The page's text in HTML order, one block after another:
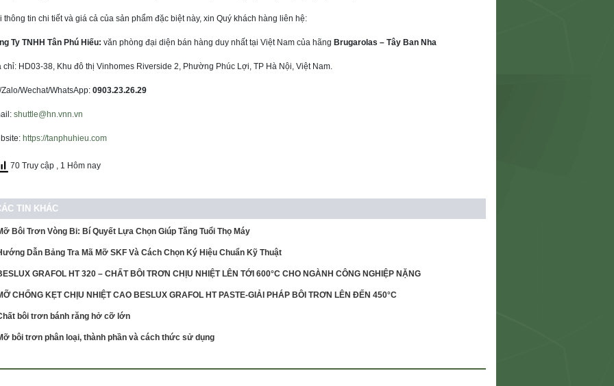
thông tin chi tiết và giá cả của sản phẩm đặc biệt này, xin Quý khách hàng liên hệ:
Ty TNHH Tân Phú Hiếu: văn phòng đại diện bán hàng duy nhất tại Việt Nam của hãng Brugarolas – Tây Ban Nha
chỉ: HD03-38, Khu đô thị Vinhomes Riverside 2, Phường Phúc Lợi, TP Hà Nội, Việt Nam.
Zalo/Wechat/WhatsApp: 0903.23.26.29
shuttle@hn.vnn.vn
https://tanphuhieu.com
70 Truy cập , 1 Hôm nay
TIN KHÁC
Bôi Trơn Vòng Bi: Bí Quyết Lựa Chọn Giúp Tăng Tuổi Thọ Máy
Dẫn Bảng Tra Mã Mỡ SKF Và Cách Chọn Ký Hiệu Chuẩn Kỹ Thuật
GRAFOL HT 320 – CHẤT BÔI TRƠN CHỊU NHIỆT LÊN TỚI 600°C CHO NGÀNH CÔNG NGHIỆP NẶNG
CHỐNG KẸT CHỊU NHIỆT CAO BESLUX GRAFOL HT PASTE-GIẢI PHÁP BÔI TRƠN LÊN ĐẾN 450°C
bôi trơn bánh răng hở cỡ lớn
bôi trơn phân loại, thành phần và cách thức sử dụng